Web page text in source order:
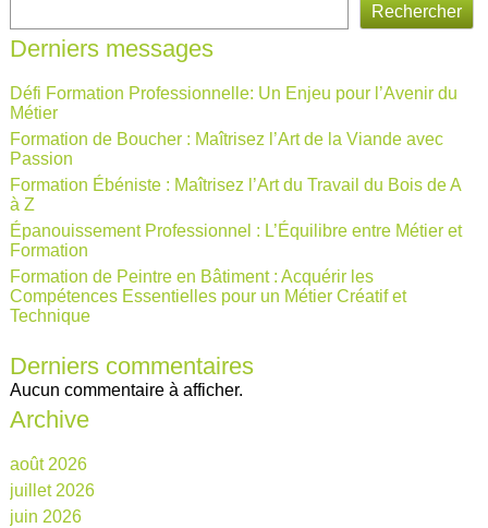
Rechercher
Derniers messages
Défi Formation Professionnelle: Un Enjeu pour l’Avenir du
Métier
Formation de Boucher : Maîtrisez l’Art de la Viande avec
Passion
Formation Ébéniste : Maîtrisez l’Art du Travail du Bois de A
à Z
Épanouissement Professionnel : L’Équilibre entre Métier et
Formation
Formation de Peintre en Bâtiment : Acquérir les
Compétences Essentielles pour un Métier Créatif et
Technique
Derniers commentaires
Aucun commentaire à afficher.
Archive
août 2026
juillet 2026
juin 2026